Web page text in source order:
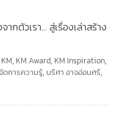
ากตัวเรา… สู่เรื่องเล่าสร้าง
KM, KM Award, KM Inspiration,
ดการความรู้, นริศา อาจอ่อนศรี,